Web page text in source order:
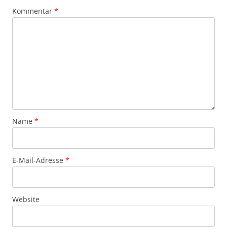
Kommentar *
Name *
E-Mail-Adresse *
Website